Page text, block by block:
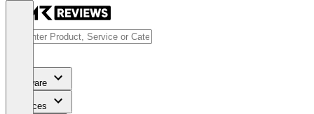
Software
Services